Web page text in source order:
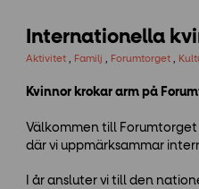
Internationella
Aktivitet Familj Forumtorget
Kvinnor krokar arm på
Välkommen till Forumtorget
där vi uppmärksammar
I år ansluter vi till den